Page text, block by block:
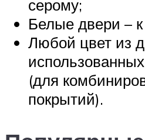
серому;
Белые двери –
Любой цвет из
(для
покрытий).